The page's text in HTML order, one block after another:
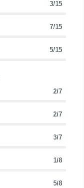
3/15
7/15
5/15
2/7
2/7
3/7
1/8
5/8